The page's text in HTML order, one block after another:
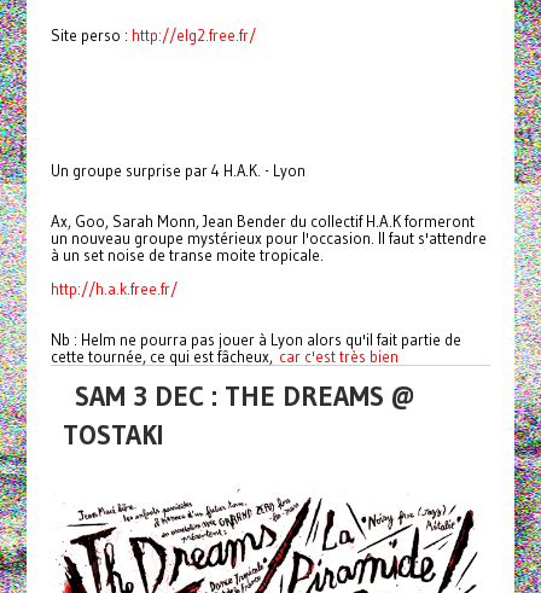
Site perso : http://elg2.free.fr/
Un groupe surprise par 4 H.A.K. - Lyon
Ax, Goo, Sarah Monn, Jean Bender du collectif H.A.K formeront
un nouveau groupe mystérieux pour l'occasion. Il faut s'attendre
à un set noise de transe moite tropicale.
http://h.a.k.free.fr/
Nb : Helm ne pourra pas jouer à Lyon alors qu'il fait partie de
cette tournée, ce qui est fâcheux, car c'est très bien
SAM 3 DEC : THE DREAMS @
TOSTAKI